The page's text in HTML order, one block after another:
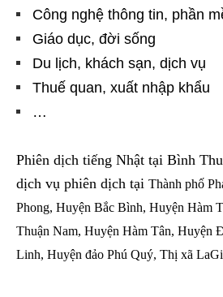
Công nghệ thông tin, phần
Giáo dục, đời sống
Du lịch, khách sạn, dịch vụ
Thuế quan, xuất nhập khẩu
…
Phiên dịch tiếng Nhật tại Bình
dịch vụ phiên dịch tại Thành phố
Phong, Huyện Bắc Bình, Huyện Hàm
Thuận Nam, Huyện Hàm Tân, Huyện
Linh, Huyện đảo Phú Quý, Thị xã